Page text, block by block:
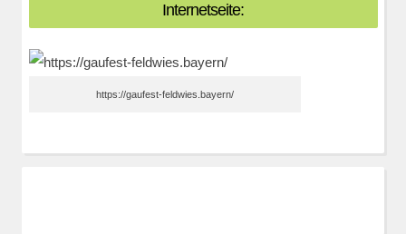
Internetseite:
https://gaufest-feldwies.bayern/